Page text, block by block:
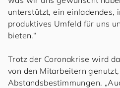
unterstützt, ein einladendes,
produktives Umfeld für uns
bieten.“
Trotz der Coronakrise wird
von den Mitarbeitern
Abstandsbestimmungen.